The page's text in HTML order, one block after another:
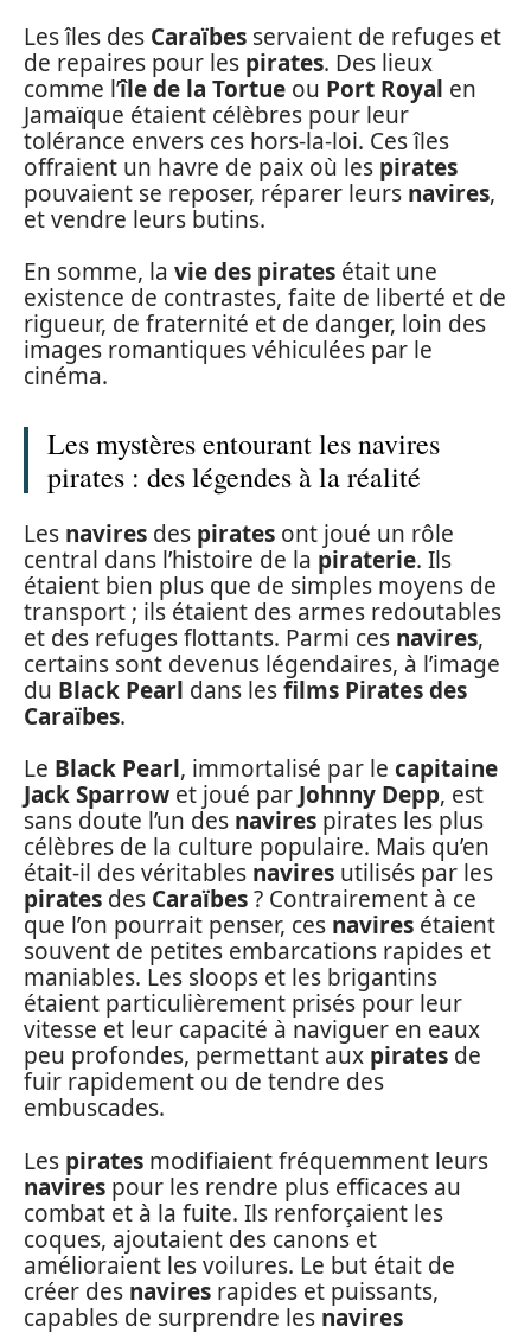
Les îles des Caraïbes servaient de refuges et
de repaires pour les pirates. Des lieux
comme l’île de la Tortue ou Port Royal en
Jamaïque étaient célèbres pour leur
tolérance envers ces hors-la-loi. Ces îles
offraient un havre de paix où les pirates
pouvaient se reposer, réparer leurs navires,
et vendre leurs butins.
En somme, la vie des pirates était une
existence de contrastes, faite de liberté et de
rigueur, de fraternité et de danger, loin des
images romantiques véhiculées par le
cinéma.
Les mystères entourant les navires
pirates : des légendes à la réalité
Les navires des pirates ont joué un rôle
central dans l’histoire de la piraterie. Ils
étaient bien plus que de simples moyens de
transport ; ils étaient des armes redoutables
et des refuges flottants. Parmi ces navires,
certains sont devenus légendaires, à l’image
du Black Pearl dans lesfilms Pirates des
Caraïbes.
Le Black Pearl, immortalisé par le capitaine
Jack Sparrow et joué par Johnny Depp, est
sans doute l’un des navires pirates les plus
célèbres de la culture populaire. Mais qu’en
était-il des véritables navires utilisés par les
pirates des Caraïbes? Contrairement à ce
que l’on pourrait penser, ces navires étaient
souvent de petites embarcations rapides et
maniables. Les sloops et les brigantins
étaient particulièrement prisés pour leur
vitesse et leur capacité à naviguer en eaux
peu profondes, permettant aux pirates de
fuir rapidement ou de tendre des
embuscades.
Les pirates modifiaient fréquemment leurs
navires pour les rendre plus efficaces au
combat et à la fuite. Ils renforçaient les
coques, ajoutaient des canons et
amélioraient les voilures. Le but était de
créer des navires rapides et puissants,
capables de surprendre les navires